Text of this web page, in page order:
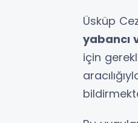
Üsküp
yabancı
için